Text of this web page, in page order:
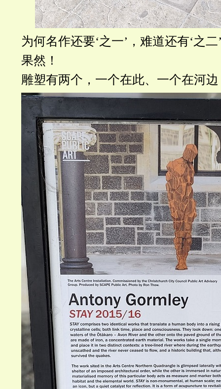
为何名作还要‘之一’，难道还有‘之二
果然！
雕塑有两个，一个在此、一个在河